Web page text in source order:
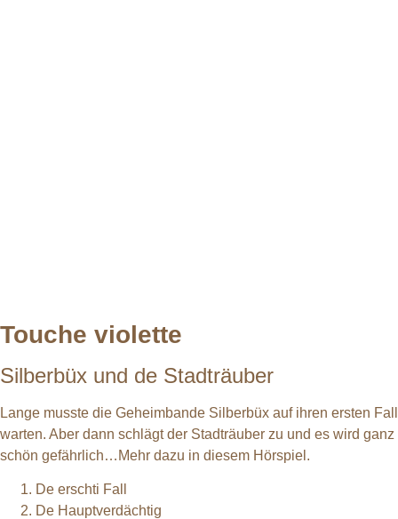
Touche violette
Silberbüx und de Stadträuber
Lange musste die Geheimbande Silberbüx auf ihren ersten Fall
warten. Aber dann schlägt der Stadträuber zu und es wird ganz
schön gefährlich…Mehr dazu in diesem Hörspiel.
De erschti Fall
De Hauptverdächtig